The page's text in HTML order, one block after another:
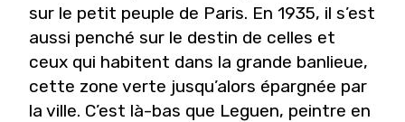
sur le petit peuple de Paris. En 1935, il s’est
aussi penché sur le destin de celles et
ceux qui habitent dans la grande banlieue,
cette zone verte jusqu’alors épargnée par
la ville. C’est là-bas que Leguen, peintre en